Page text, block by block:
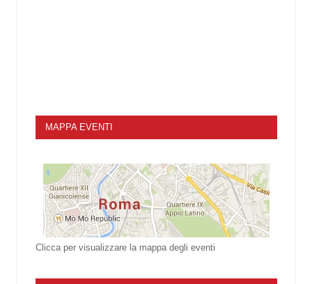
MAPPA EVENTI
Clicca per visualizzare la mappa degli eventi